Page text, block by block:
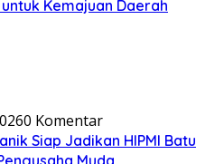
22 Pejabat Manajerial, Rico